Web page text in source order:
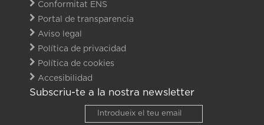
Conformitat ENS
Portal de transparencia
Aviso legal
Política de privacidad
Política de cookies
Accesibilidad
Subscriu-te a la nostra newsletter